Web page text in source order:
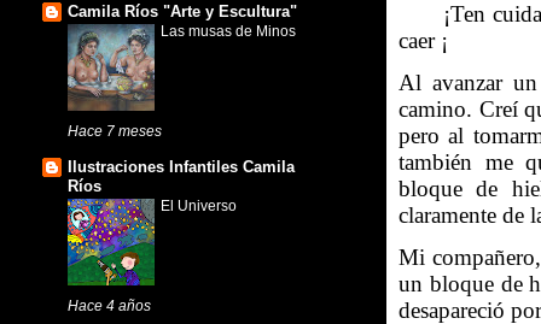
¡Ten
caer ¡
Al avanzar
camino. Creí
pero al
también me
bloque de
claramente de
Mi
un bloque de
desapareció
Camila Ríos "Arte y Escultura"
Las musas de Minos
Hace 7 meses
Ilustraciones Infantiles Camila
Ríos
El Universo
Hace 4 años